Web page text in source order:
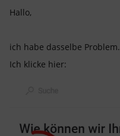
Hallo,
ich habe dasselbe Problem.
Ich klicke hier: